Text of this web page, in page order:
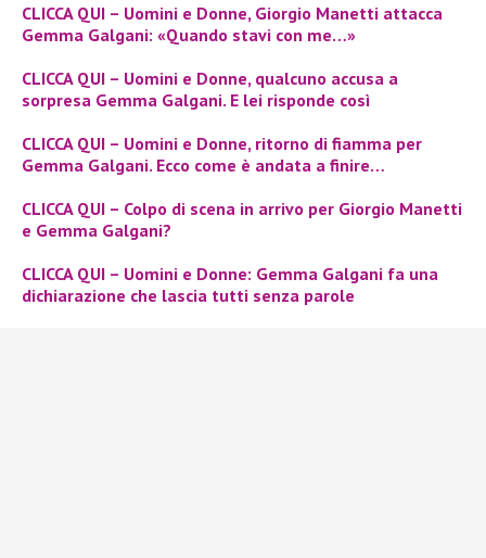
CLICCA QUI – Uomini e Donne, Giorgio Manetti attacca
Gemma Galgani: «Quando stavi con me…»
CLICCA QUI – Uomini e Donne, qualcuno accusa a
sorpresa Gemma Galgani. E lei risponde così
CLICCA QUI – Uomini e Donne, ritorno di fiamma per
Gemma Galgani. Ecco come è andata a finire…
CLICCA QUI – Colpo di scena in arrivo per Giorgio Manetti
e Gemma Galgani?
CLICCA QUI – Uomini e Donne: Gemma Galgani fa una
dichiarazione che lascia tutti senza parole